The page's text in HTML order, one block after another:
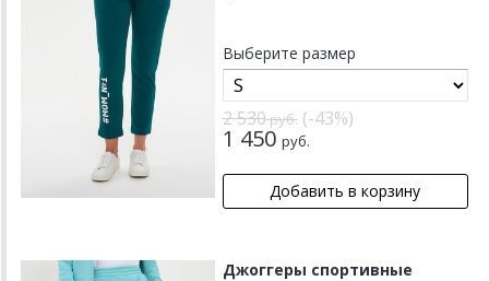
Выберите размер
2 530руб.(-43%)
1 450руб.
Джоггеры спортивные